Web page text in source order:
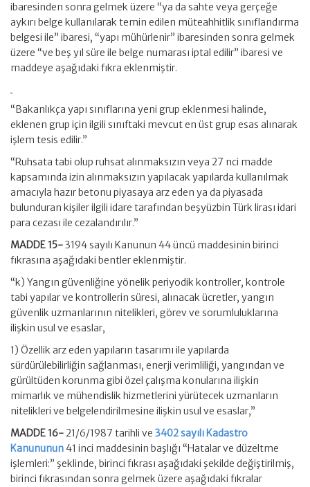
ibaresinden sonra gelmek üzere “ya da sahte veya gerçeğe
aykırı belge kullanılarak temin edilen müteahhitlik sınıflandırma
belgesi ile” ibaresi, “yapı mühürlenir” ibaresinden sonra gelmek
üzere “ve beş yıl süre ile belge numarası iptal edilir” ibaresi ve
maddeye aşağıdaki fıkra eklenmiştir.
“Bakanlıkça yapı sınıflarına yeni grup eklenmesi halinde,
eklenen grup için ilgili sınıftaki mevcut en üst grup esas alınarak
işlem tesis edilir.”
“Ruhsata tabi olup ruhsat alınmaksızın veya 27 nci madde
kapsamında izin alınmaksızın yapılacak yapılarda kullanılmak
amacıyla hazır betonu piyasaya arz eden ya da piyasada
bulunduran kişiler ilgili idare tarafından beşyüzbin Türk lirası idari
para cezası ile cezalandırılır.”
MADDE 15-3194 sayılı Kanunun 44 üncü maddesinin birinci
fıkrasına aşağıdaki bentler eklenmiştir.
“k) Yangın güvenliğine yönelik periyodik kontroller, kontrole
tabi yapılar ve kontrollerin süresi, alınacak ücretler, yangın
güvenlik uzmanlarının nitelikleri, görev ve sorumluluklarına
ilişkin usul ve esaslar,
1) Özellik arz eden yapıların tasarımı ile yapılarda
sürdürülebilirliğin sağlanması, enerji verimliliği, yangından ve
gürültüden korunma gibi özel çalışma konularına ilişkin
mimarlık ve mühendislik hizmetlerini yürütecek uzmanların
nitelikleri ve belgelendirilmesine ilişkin usul ve esaslar,”
MADDE 16-21/6/1987 tarihli ve 3402 sayılı Kadastro
Kanununun 41 inci maddesinin başlığı “Hatalar ve düzeltme
işlemleri:” şeklinde, birinci fıkrası aşağıdaki şekilde değiştirilmiş,
birinci fıkrasından sonra gelmek üzere aşağıdaki fıkralar